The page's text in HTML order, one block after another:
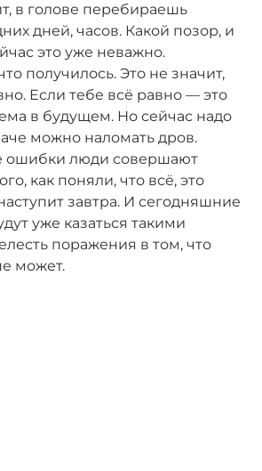
в голове перебираешь
дней, часов. Какой позор, и
это уже неважно.
получилось. Это не значит,
Если тебе всё равно — это
в будущем. Но сейчас надо
можно наломать дров.
ошибки люди совершают
как поняли, что всё, это
завтра. И сегодняшние
уже казаться такими
поражения в том, что
может.